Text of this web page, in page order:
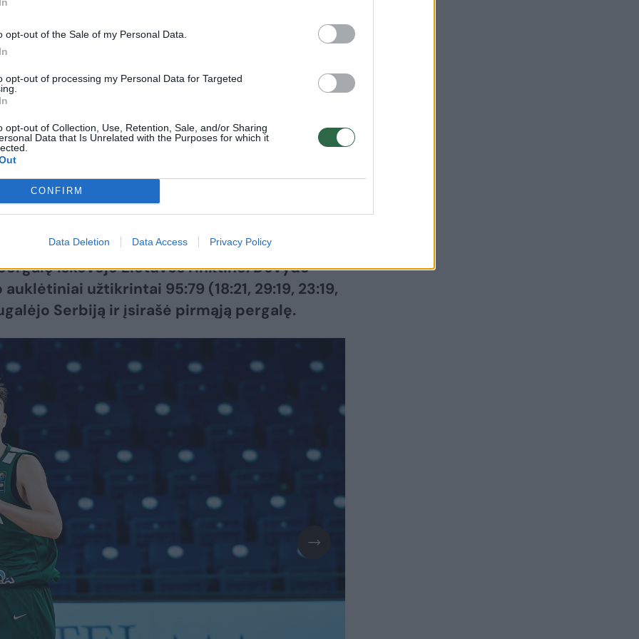
opt-out of the Sale of my Personal Data.
opt-out of processing my Personal Data for Targeted
opt-out of Collection, Use, Retention, Sale, and/or Sharing
Data that Is Unrelated with the Purposes for which it
CONFIRM
Data Deletion Data Access Privacy Policy
2026 m. rugpjūčio 7 d. 19:24
16-mečiai užtikrinta
čempionatą
vaikinų iki 16 metų čempionatas, o jame
iškovojo Lietuvos rinktinė. Dovydo
užtikrintai 95:79 (18:21, 29:19, 23:19,
Serbiją ir įsirašė pirmąją pergalę.